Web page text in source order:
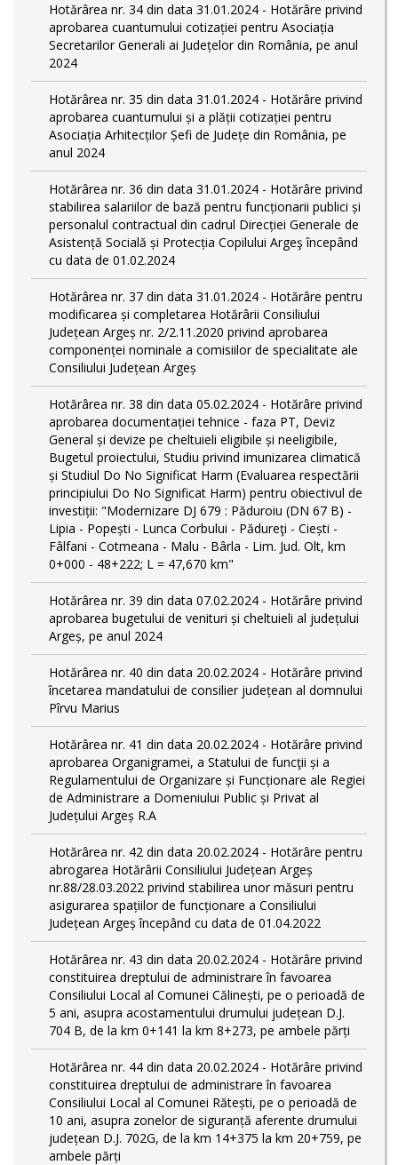
Hotărârea nr. 34 din data 31.01.2024 - Hotărâre privind
aprobarea cuantumului cotizației pentru Asociația
Secretarilor Generali ai Județelor din România, pe anul
2024
Hotărârea nr. 35 din data 31.01.2024 - Hotărâre privind
aprobarea cuantumului și a plății cotizației pentru
Asociația Arhitecților Șefi de Județe din România, pe
anul 2024
Hotărârea nr. 36 din data 31.01.2024 - Hotărâre privind
stabilirea salariilor de bază pentru funcționarii publici și
personalul contractual din cadrul Direcției Generale de
Asistență Socială și Protecția Copilului Argeş începând
cu data de 01.02.2024
Hotărârea nr. 37 din data 31.01.2024 - Hotărâre pentru
modificarea și completarea Hotărârii Consiliului
Județean Argeș nr. 2/2.11.2020 privind aprobarea
componenței nominale a comisiilor de specialitate ale
Consiliului Județean Argeș
Hotărârea nr. 38 din data 05.02.2024 - Hotărâre privind
aprobarea documentației tehnice - faza PT, Deviz
General și devize pe cheltuieli eligibile și neeligibile,
Bugetul proiectului, Studiu privind imunizarea climatică
și Studiul Do No Significat Harm (Evaluarea respectării
principiului Do No Significat Harm) pentru obiectivul de
investiții: "Modernizare DJ 679 : Păduroiu (DN 67 B) -
Lipia - Popești - Lunca Corbului - Pădureţi - Ciești -
Fâlfani - Cotmeana - Malu - Bârla - Lim. Jud. Olt, km
0+000 - 48+222; L = 47,670 km"
Hotărârea nr. 39 din data 07.02.2024 - Hotărâre privind
aprobarea bugetului de venituri și cheltuieli al județului
Argeș, pe anul 2024
Hotărârea nr. 40 din data 20.02.2024 - Hotărâre privind
încetarea mandatului de consilier județean al domnului
Pîrvu Marius
Hotărârea nr. 41 din data 20.02.2024 - Hotărâre privind
aprobarea Organigramei, a Statului de funcţii și a
Regulamentului de Organizare și Funcționare ale Regiei
de Administrare a Domeniului Public și Privat al
Județului Argeș R.A
Hotărârea nr. 42 din data 20.02.2024 - Hotărâre pentru
abrogarea Hotărârii Consiliului Județean Argeș
nr.88/28.03.2022 privind stabilirea unor măsuri pentru
asigurarea spațiilor de funcționare a Consiliului
Județean Argeș începând cu data de 01.04.2022
Hotărârea nr. 43 din data 20.02.2024 - Hotărâre privind
constituirea dreptului de administrare în favoarea
Consiliului Local al Comunei Călinești, pe o perioadă de
5 ani, asupra acostamentului drumului județean D.J.
704 B, de la km 0+141 la km 8+273, pe ambele părți
Hotărârea nr. 44 din data 20.02.2024 - Hotărâre privind
constituirea dreptului de administrare în favoarea
Consiliului Local al Comunei Rătești, pe o perioadă de
10 ani, asupra zonelor de siguranță aferente drumului
județean D.J. 702G, de la km 14+375 la km 20+759, pe
ambele părți